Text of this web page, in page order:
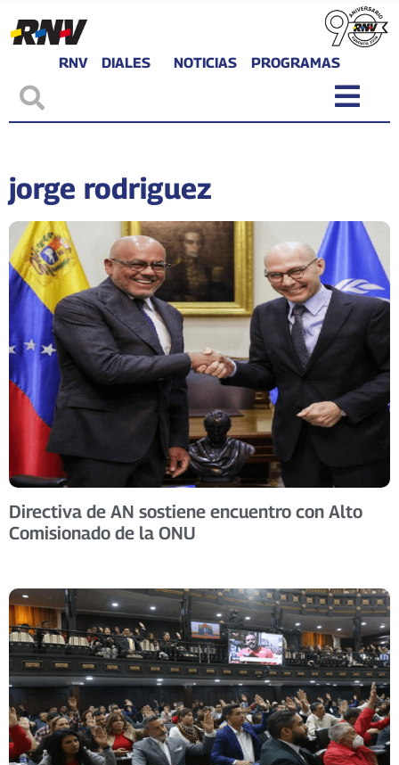
RNV DIALES NOTICIAS PROGRAMAS
jorge rodriguez
Directiva de AN sostiene encuentro con Alto
Comisionado de la ONU